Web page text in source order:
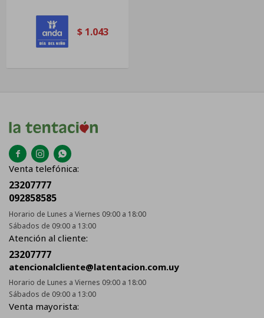
$ 1.043
  
Venta telefónica:
23207777
092858585
Horario de Lunes a Viernes 09:00 a 18:00
Sábados de 09:00 a 13:00
Atención al cliente:
23207777
atencionalcliente@latentacion.com.uy
Horario de Lunes a Viernes 09:00 a 18:00
Sábados de 09:00 a 13:00
Venta mayorista: